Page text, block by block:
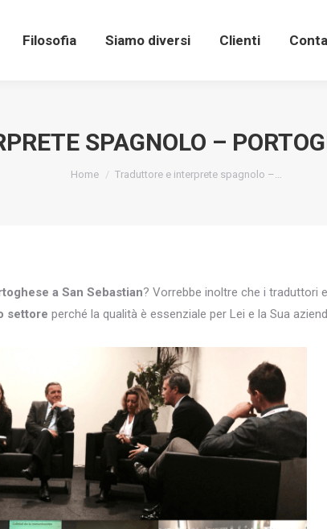
Filosofia Siamo diversi Clienti
SPAGNOLO –
You are here:
Home Traduttore e interprete spagnolo –…
a San Sebastian? Vorrebbe inoltre che i traduttori e
settore perché la qualità è essenziale per Lei e la Sua